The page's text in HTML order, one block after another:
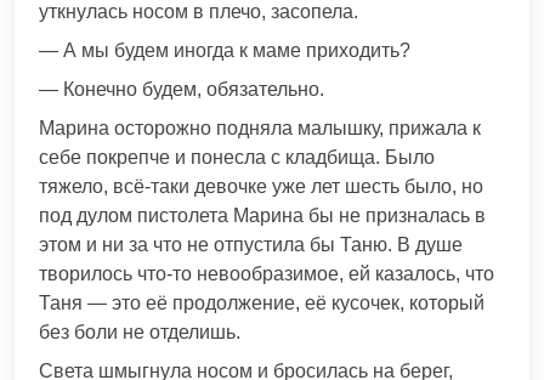
уткнулась носом в плечо, засопела.
— А мы будем иногда к маме приходить?
— Конечно будем, обязательно.
Марина осторожно подняла малышку, прижала к
себе покрепче и понесла с кладбища. Было
тяжело, всё-таки девочке уже лет шесть было, но
под дулом пистолета Марина бы не призналась в
этом и ни за что не отпустила бы Таню. В душе
творилось что-то невообразимое, ей казалось, что
Таня — это её продолжение, её кусочек, который
без боли не отделишь.
Света шмыгнула носом и бросилась на берег,